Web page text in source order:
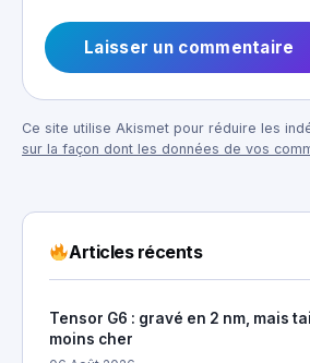
Ce site utilise Akismet pour réduire les
sur la façon dont les données de vos
Articles récents
Tensor G6 : gravé en 2 nm, mais
moins cher